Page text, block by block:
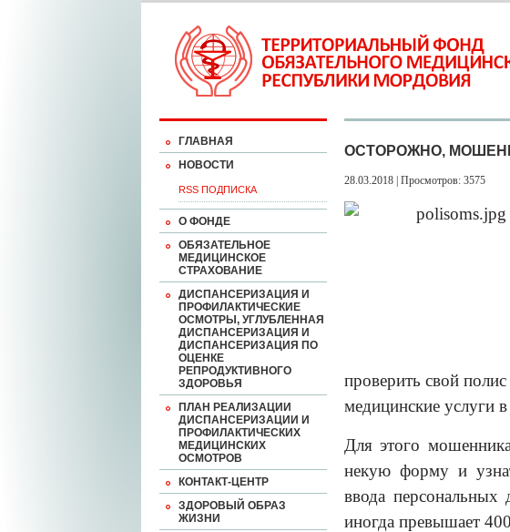
ГЛАВНАЯ
НОВОСТИ
RSS ПОДПИСКА
О ФОНДЕ
ОБЯЗАТЕЛЬНОЕ
МЕДИЦИНСКОЕ
СТРАХОВАНИЕ
ДИСПАНСЕРИЗАЦИЯ И
ПРОФИЛАКТИЧЕСКИЕ
ОСМОТРЫ, УГЛУБЛЕННАЯ
ДИСПАНСЕРИЗАЦИЯ И
ДИСПАНСЕРИЗАЦИЯ ПО
ОЦЕНКЕ
РЕПРОДУКТИВНОГО
ЗДОРОВЬЯ
ПЛАН РЕАЛИЗАЦИИ
ДИСПАНСЕРИЗАЦИИ И
ПРОФИЛАКТИЧЕСКИХ
МЕДИЦИНСКИХ
ОСМОТРОВ
КОНТАКТ-ЦЕНТР
ЗДОРОВЫЙ ОБРАЗ
ЖИЗНИ
ОСТОРОЖНО,
28.03.2018 | Просмотров: 3575
проверить свой
медицинские услуги
Для этого
некую форму и
ввода персональных
иногда превышает